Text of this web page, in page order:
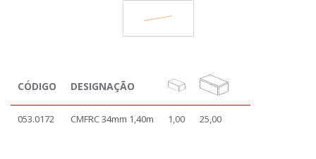
CÓDIGO DESIGNAÇÃO
053.0172 CMFRC 34mm 1,40m 1,00 25,00